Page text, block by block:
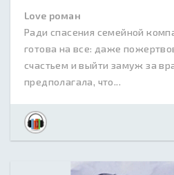
Love роман
Ради спасения семейной
готова на все: даже
счастьем и выйти замуж за
предполагала, что...